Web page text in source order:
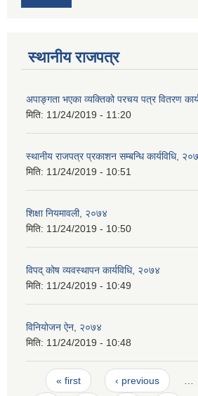
स्थानीय राजपत्र
अपाङ्गता भएका व्यक्तिको परचय पत्र वितरण
मिति: 11/24/2019 - 11:20
स्थानीय राजपत्र प्रकाशन सम्बन्धि कार्यविधि,
मिति: 11/24/2019 - 10:51
शिक्षा नियमावली, २०७४
मिति: 11/24/2019 - 10:50
विपद् कोष व्यवस्थापन कार्यविधि, २०७४
मिति: 11/24/2019 - 10:49
विनियोजन ऐन, २०७४
मिति: 11/24/2019 - 10:48
Pages
« first ‹ previous …